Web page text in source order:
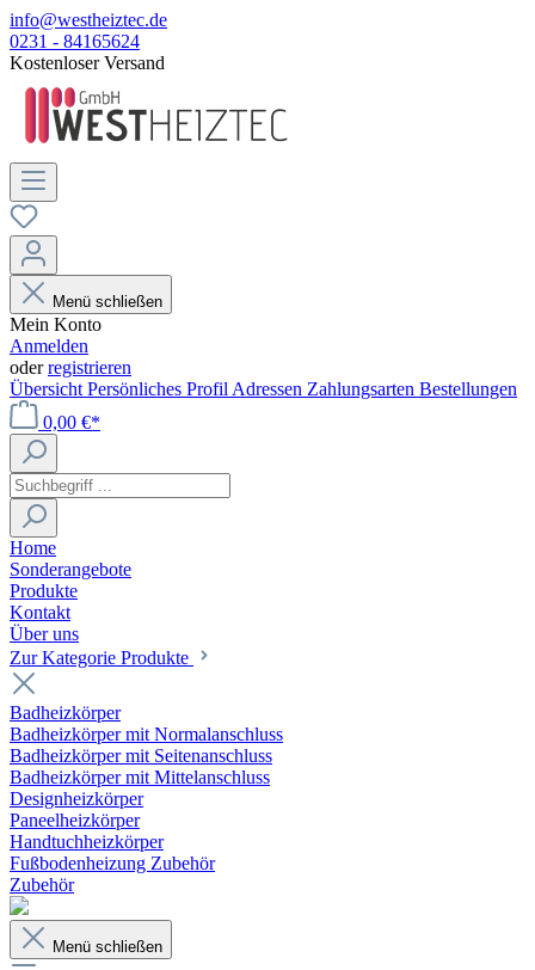
info@westheiztec.de
0231 - 84165624
Kostenloser Versand
Menü schließen
Mein Konto
Anmelden
oderregistrieren
Übersicht Persönliches Profil Adressen Zahlungsarten Bestellungen
0,00 €*
Home
Sonderangebote
Produkte
Kontakt
Über uns
Zur Kategorie Produkte
Badheizkörper
Badheizkörper mit Normalanschluss
Badheizkörper mit Seitenanschluss
Badheizkörper mit Mittelanschluss
Designheizkörper
Paneelheizkörper
Handtuchheizkörper
Fußbodenheizung Zubehör
Zubehör
Menü schließen